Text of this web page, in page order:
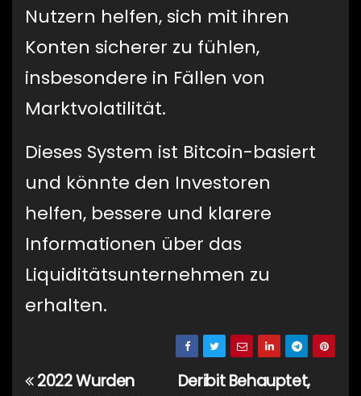
Nutzern helfen, sich mit ihren
Konten sicherer zu fühlen,
insbesondere in Fällen von
Marktvolatilität.
Dieses System ist Bitcoin-basiert
und könnte den Investoren
helfen, bessere und klarere
Informationen über das
Liquiditätsunternehmen zu
erhalten.
Beitragsnavigation
Deribit Behauptet,
2022 Wurden